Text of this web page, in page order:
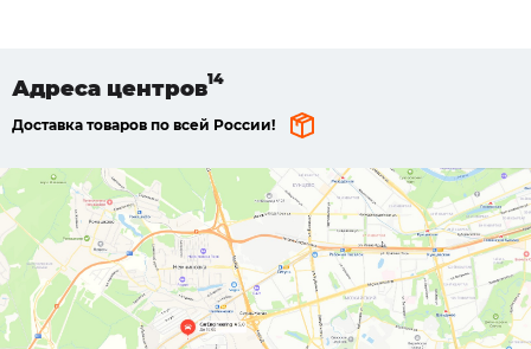
Адреса центров
Доставка товаров по всей России!